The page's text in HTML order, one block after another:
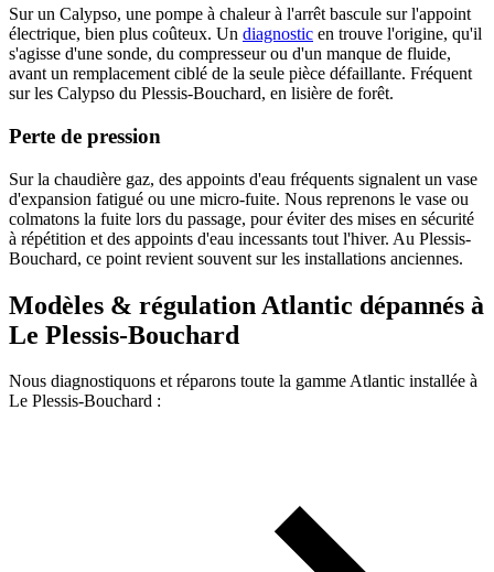
Sur un Calypso, une pompe à chaleur à l'arrêt bascule sur l'appoint
électrique, bien plus coûteux. Un diagnostic en trouve l'origine, qu'il
s'agisse d'une sonde, du compresseur ou d'un manque de fluide,
avant un remplacement ciblé de la seule pièce défaillante. Fréquent
sur les Calypso du Plessis-Bouchard, en lisière de forêt.
Perte de pression
Sur la chaudière gaz, des appoints d'eau fréquents signalent un vase
d'expansion fatigué ou une micro-fuite. Nous reprenons le vase ou
colmatons la fuite lors du passage, pour éviter des mises en sécurité
à répétition et des appoints d'eau incessants tout l'hiver. Au Plessis-
Bouchard, ce point revient souvent sur les installations anciennes.
Modèles & régulation Atlantic dépannés à
Le Plessis-Bouchard
Nous diagnostiquons et réparons toute la gamme Atlantic installée à
Le Plessis-Bouchard :